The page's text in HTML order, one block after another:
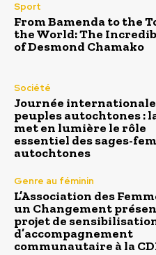
Sport
From Bamenda to the
the World: The
of Desmond Chamako
Société
Journée internationale
peuples autochtones :
met en lumière le rôle
essentiel des sages-
autochtones
Genre au féminin
L’Association des
un Changement
projet de
d’accompagnement
communautaire à la